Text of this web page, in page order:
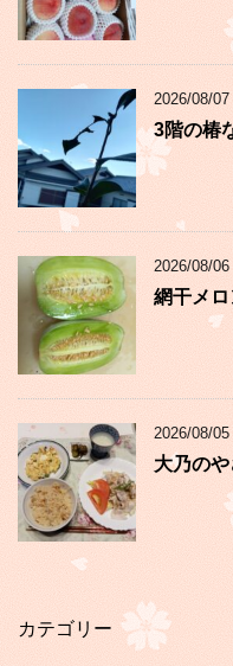
2026/08/07
3階の椿
2026/08/06
網干メロ
2026/08/05
大乃の
カテゴリー